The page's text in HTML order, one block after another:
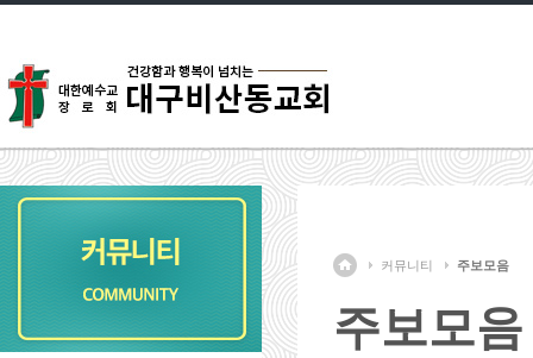
커뮤니티 주보모음
주보모음